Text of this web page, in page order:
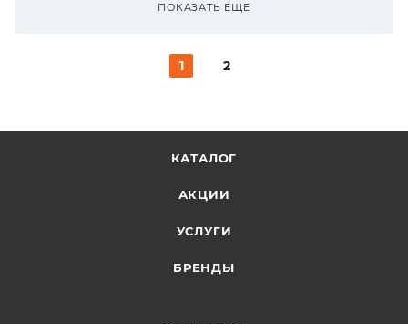
ПОКАЗАТЬ ЕЩЕ
1 2
КАТАЛОГ
АКЦИИ
УСЛУГИ
БРЕНДЫ